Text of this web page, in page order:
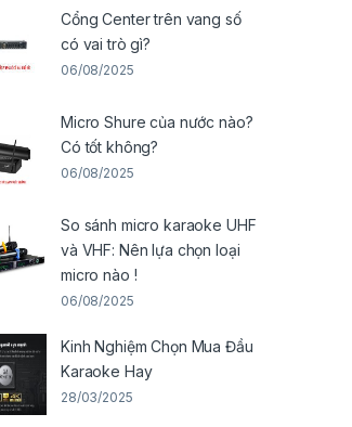
Cổng Center trên vang số
có vai trò gì?
06/08/2025
Micro Shure của nước nào?
Có tốt không?
06/08/2025
So sánh micro karaoke UHF
và VHF: Nên lựa chọn loại
micro nào !
06/08/2025
Kinh Nghiệm Chọn Mua Đầu
Karaoke Hay
28/03/2025